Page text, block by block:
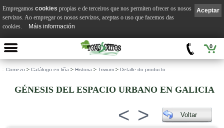
0
:: Comezo > Catálogo en liña > Historia > Trivium > Detalle do producto
GÉNESIS DEL ESPACIO URBANO EN GALICIA
< > Voltar
Aceptar
Empregamos cookies propias e de terceiros que nos permiten ofrecer os nosos
servizos. Ao empregar os nosos servizos, aceptas o uso que facemos das
cookies.
Máis información